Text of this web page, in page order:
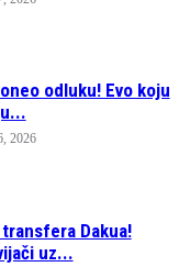
odluku! Evo koju
2026
Dakua!
uz...